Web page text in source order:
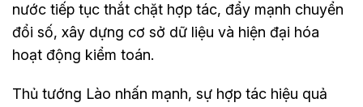
nước tiếp tục thắt chặt hợp tác, đẩy mạnh chuyển
đổi số, xây dựng cơ sở dữ liệu và hiện đại hóa
hoạt động kiểm toán.
Thủ tướng Lào nhấn mạnh, sự hợp tác hiệu quả